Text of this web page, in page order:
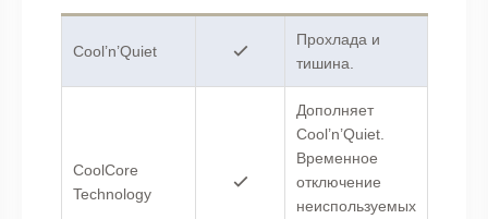
Cool’n’Quiet
Прохлада и
тишина.
CoolCore
Technology
Дополняет
Cool’n’Quiet.
Временное
отключение
неиспользуемых